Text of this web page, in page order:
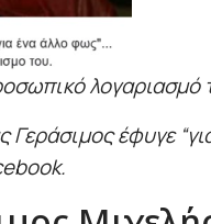
λογαριασμό
έφυγε